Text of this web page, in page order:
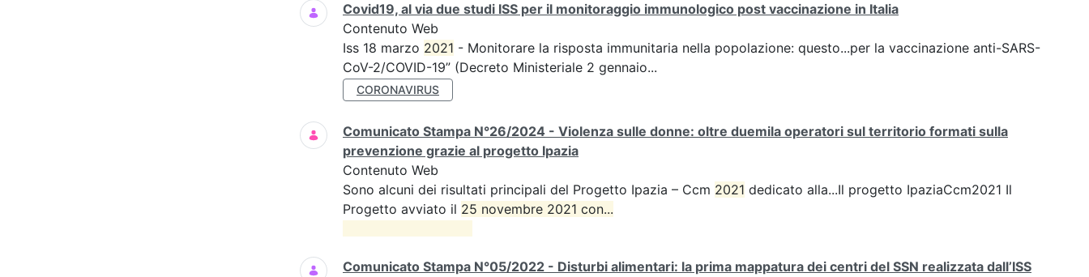
Covid19, al via due studi ISS per il monitoraggio immunologico post vaccinazione in Italia
Contenuto Web
Iss 18 marzo 2021 - Monitorare la risposta immunitaria nella popolazione: questo...per la vaccinazione anti-SARS-
CoV-2/COVID-19” (Decreto Ministeriale 2 gennaio...
CORONAVIRUS
Comunicato Stampa N°26/2024 - Violenza sulle donne: oltre duemila operatori sul territorio formati sulla
prevenzione grazie al progetto Ipazia
Contenuto Web
Sono alcuni dei risultati principali del Progetto Ipazia – Ccm 2021 dedicato alla...Il progetto IpaziaCcm2021 Il
Progetto avviato il 25 novembre 2021 con...
Comunicato Stampa N°05/2022 - Disturbi alimentari: la prima mappatura dei centri del SSN realizzata dall’ISS